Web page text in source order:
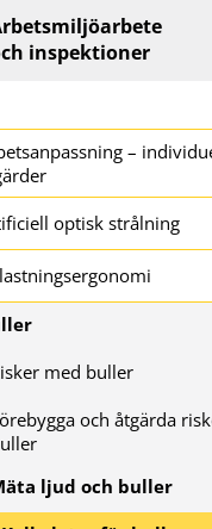
inspektioner
–
optisk strålning
med buller
och åtgärda
ljud och buller